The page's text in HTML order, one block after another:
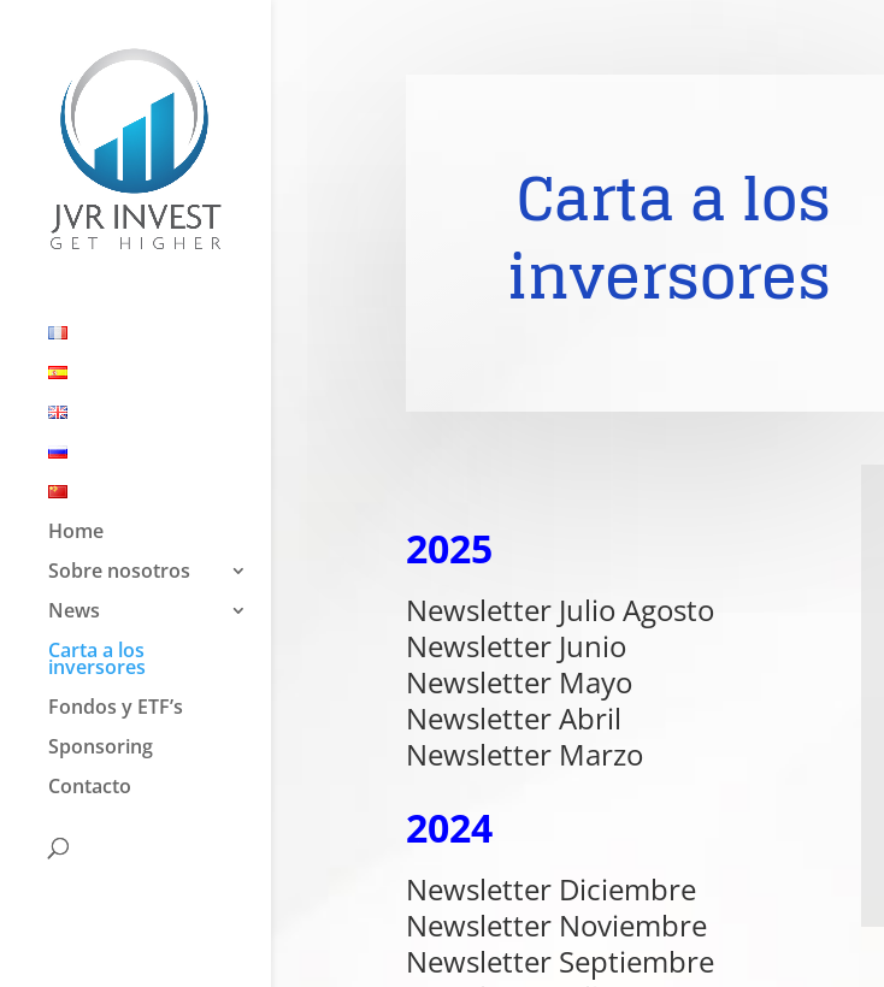
Home
Sobre nosotros
News
Carta a los
inversores
Fondos y ETF’s
Sponsoring
Contacto
Carta a los
inversores
2025
Newsletter Julio Agosto
Newsletter Junio
Newsletter Mayo
Newsletter Abril
Newsletter Marzo
2024
Newsletter Diciembre
Newsletter Noviembre
Newsletter Septiembre